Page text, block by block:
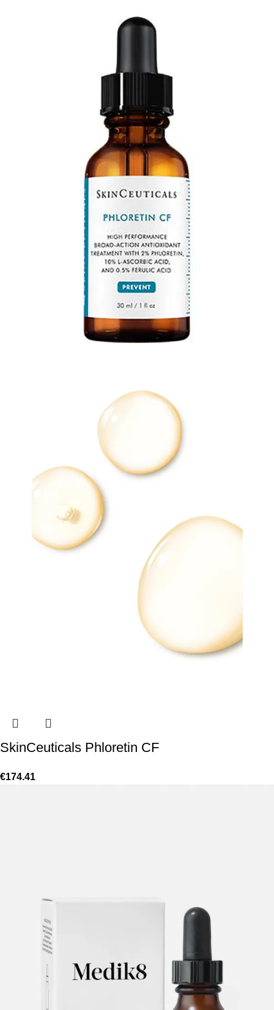
SkinCeuticals Phloretin CF
€174.41